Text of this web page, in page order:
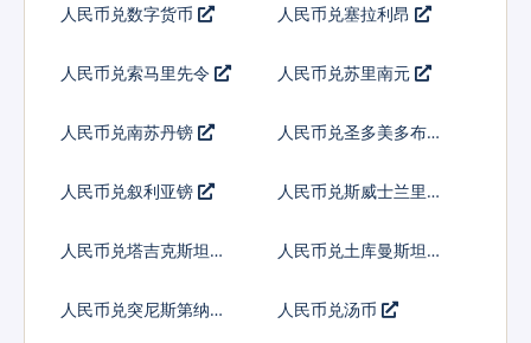
人民币兑数字货币 人民币兑塞拉利昂
人民币兑索马里先令 人民币兑苏里南元
人民币兑南苏丹镑 人民币兑圣多美多布拉
人民币兑叙利亚镑
人民币兑斯威士兰里兰
人民币兑塔吉克斯坦索
人民币兑土库曼斯坦马
人民币兑突尼斯第纳尔 人民币兑汤币